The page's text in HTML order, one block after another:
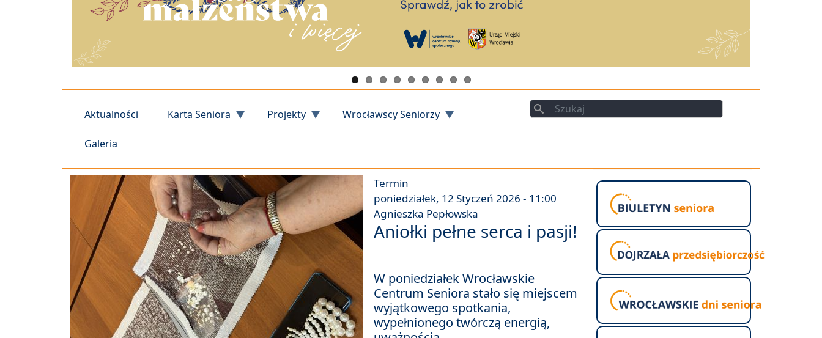
Aktualności Karta Seniora Projekty Wrocławscy Seniorzy
Galeria
Szukaj
Szukaj
Termin
poniedziałek, 12 Styczeń 2026 - 11:00
Agnieszka Pepłowska
Aniołki pełne serca i pasji!
W poniedziałek Wrocławskie
Centrum Seniora stało się miejscem
wyjątkowego spotkania,
wypełnionego twórczą energią,